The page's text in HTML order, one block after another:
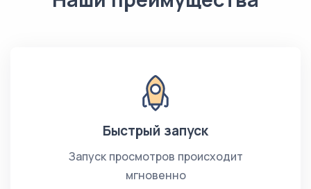
Быстрый запуск
Запуск просмотров происходит
мгновенно